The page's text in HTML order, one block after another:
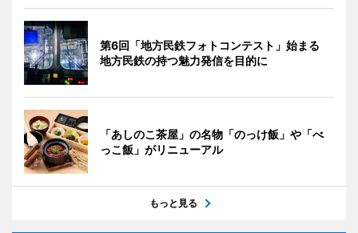
第6回「地方民鉄フォトコンテスト」始まる
地方民鉄の持つ魅力発信を目的に
「あしのこ茶屋」の名物「のっけ飯」や「べ
っこ飯」がリニューアル
もっと見る